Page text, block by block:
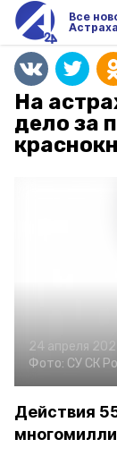
Все
На
дело за
24 апреля
Фото: СУ СК
Действия